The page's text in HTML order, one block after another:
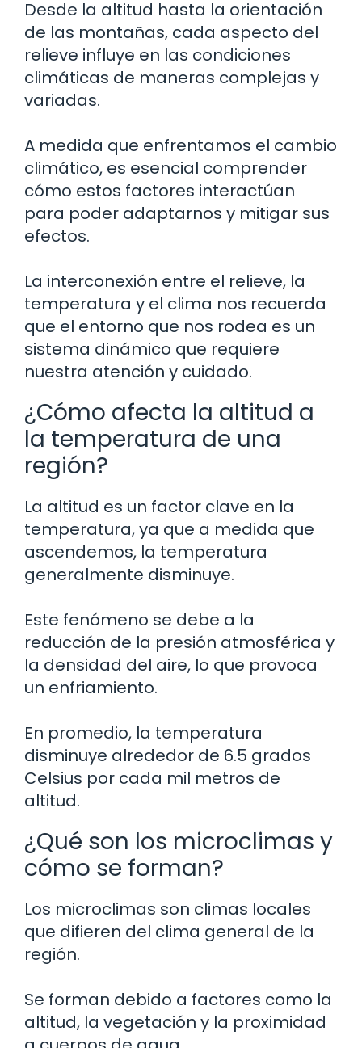
Desde la altitud hasta la orientación
de las montañas, cada aspecto del
relieve influye en las condiciones
climáticas de maneras complejas y
variadas.
A medida que enfrentamos el cambio
climático, es esencial comprender
cómo estos factores interactúan
para poder adaptarnos y mitigar sus
efectos.
La interconexión entre el relieve, la
temperatura y el clima nos recuerda
que el entorno que nos rodea es un
sistema dinámico que requiere
nuestra atención y cuidado.
¿Cómo afecta la altitud a
la temperatura de una
región?
La altitud es un factor clave en la
temperatura, ya que a medida que
ascendemos, la temperatura
generalmente disminuye.
Este fenómeno se debe a la
reducción de la presión atmosférica y
la densidad del aire, lo que provoca
un enfriamiento.
En promedio, la temperatura
disminuye alrededor de 6.5 grados
Celsius por cada mil metros de
altitud.
¿Qué son los microclimas y
cómo se forman?
Los microclimas son climas locales
que difieren del clima general de la
región.
Se forman debido a factores como la
altitud, la vegetación y la proximidad